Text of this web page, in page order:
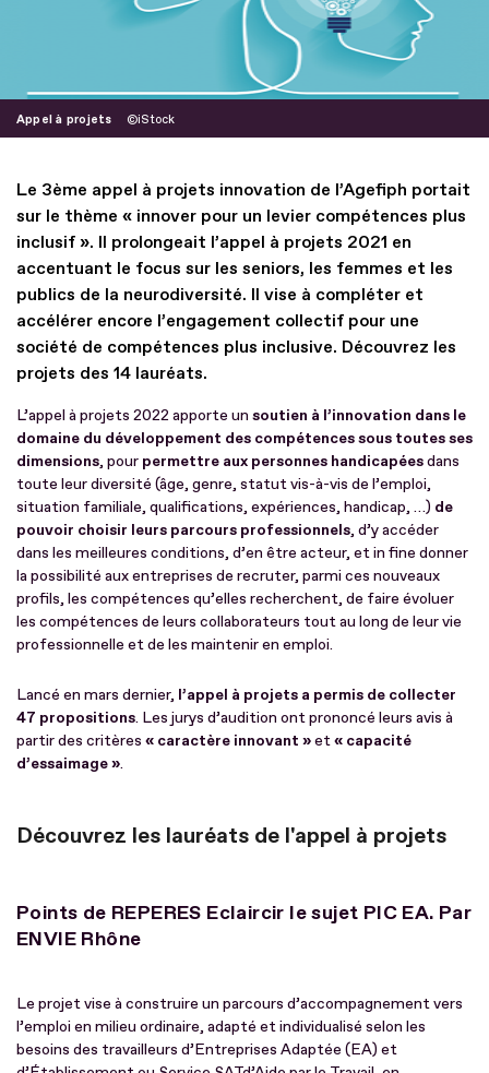
Appel à projets iStock
Le 3ème appel à projets innovation de l’Agefiph portait
sur le thème « innover pour un levier compétences plus
inclusif ». Il prolongeait l’appel à projets 2021 en
accentuant le focus sur les seniors, les femmes et les
publics de la neurodiversité. Il vise à compléter et
accélérer encore l’engagement collectif pour une
société de compétences plus inclusive. Découvrez les
projets des 14 lauréats.
L’appel à projets 2022 apporte un soutien à l’innovation dans le
domaine du développement des compétences sous toutes ses
dimensions, pour permettre aux personnes handicapéesdans
toute leur diversité (âge, genre, statut vis-à-vis de l’emploi,
situation familiale, qualifications, expériences, handicap, …) de
pouvoir choisir leurs parcours professionnels, d’y accéder
dans les meilleures conditions, d’en être acteur, et in fine donner
la possibilité aux entreprises de recruter, parmi ces nouveaux
profils, les compétences qu’elles recherchent, de faire évoluer
les compétences de leurs collaborateurs tout au long de leur vie
professionnelle et de les maintenir en emploi.
Lancé en mars dernier, l’appel à projets a permis de collecter
47 propositions. Les jurys d’audition ont prononcé leurs avis à
partir des critères « caractère innovant »et« capacité
d’essaimage ».
Découvrez les lauréats de l'appel à projets
Points de REPERES Eclaircir le sujet PIC EA. Par
ENVIE Rhône
Le projet vise à construire un parcours d’accompagnement vers
l’emploi en milieu ordinaire, adapté et individualisé selon les
besoins des travailleurs d’Entreprises Adaptée (EA) et